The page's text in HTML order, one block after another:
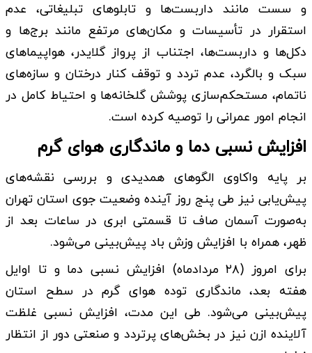
و سست مانند داربست‌ها و تابلوهای تبلیغاتی، عدم
استقرار در تأسیسات و مکان‌های مرتفع مانند برج‌ها و
دکل‌ها و داربست‌ها، اجتناب از پرواز گلایدر، هواپیماهای
سبک و بالگرد، عدم تردد و توقف کنار درختان و سازه‌های
ناتمام، مستحکم‌سازی پوشش گلخانه‌ها و احتیاط کامل در
انجام امور عمرانی را توصیه کرده است.
افزایش نسبی دما و ماندگاری هوای گرم
بر پایه واکاوی الگوهای همدیدی و بررسی نقشه‌های
پیش‌یابی نیز طی پنج روز آینده وضعیت جوی استان تهران
به‌صورت آسمان صاف تا قسمتی ابری در ساعات بعد از
ظهر، همراه با افزایش وزش باد پیش‌بینی می‌شود.
برای امروز (۲۸ مردادماه) افزایش نسبی دما و تا اوایل
هفته بعد، ماندگاری توده هوای گرم در سطح استان
پیش‌بینی می‌شود. طی این مدت، افزایش نسبی غلظت
آلاینده ازن نیز در بخش‌های پرتردد و صنعتی دور از انتظار